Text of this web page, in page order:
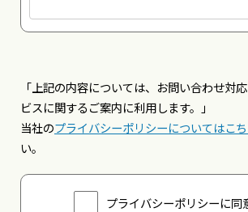
「上記の内容については、お問い合わせ対
ビスに関するご案内に利用します。」
当社のプライバシーポリシーについてはこ
い。
プライバシーポリシーに同